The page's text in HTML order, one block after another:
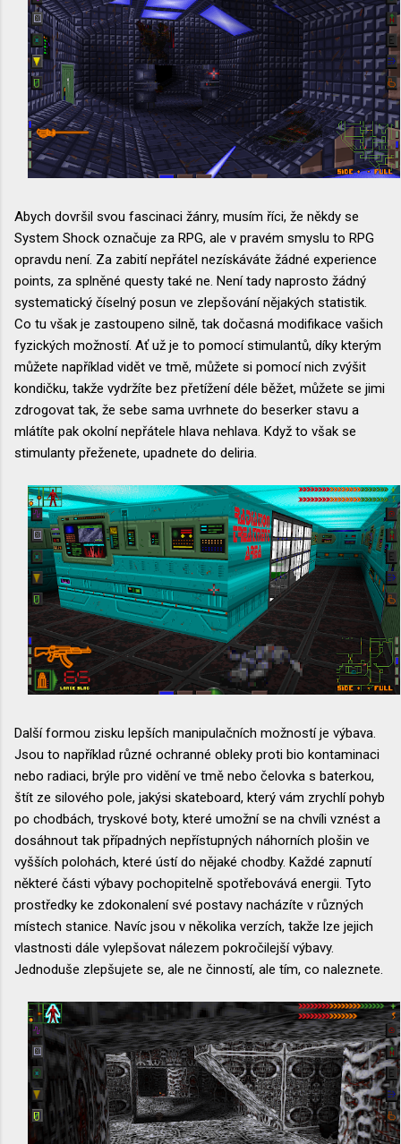
Abych dovršil svou fascinaci žánry, musím říci, že někdy se
System Shock označuje za RPG, ale v pravém smyslu to RPG
opravdu není. Za zabití nepřátel nezískáváte žádné experience
points, za splněné questy také ne. Není tady naprosto žádný
systematický číselný posun ve zlepšování nějakých statistik.
Co tu však je zastoupeno silně, tak dočasná modifikace vašich
fyzických možností. Ať už je to pomocí stimulantů, díky kterým
můžete například vidět ve tmě, můžete si pomocí nich zvýšit
kondičku, takže vydržíte bez přetížení déle běžet, můžete se jimi
zdrogovat tak, že sebe sama uvrhnete do beserker stavu a
mlátíte pak okolní nepřátele hlava nehlava. Když to však se
stimulanty přeženete, upadnete do deliria.
Další formou zisku lepších manipulačních možností je výbava.
Jsou to například různé ochranné obleky proti bio kontaminaci
nebo radiaci, brýle pro vidění ve tmě nebo čelovka s baterkou,
štít ze silového pole, jakýsi skateboard, který vám zrychlí pohyb
po chodbách, tryskové boty, které umožní se na chvíli vznést a
dosáhnout tak případných nepřístupných náhorních plošin ve
vyšších polohách, které ústí do nějaké chodby. Každé zapnutí
některé části výbavy pochopitelně spotřebovává energii. Tyto
prostředky ke zdokonalení své postavy nacházíte v různých
místech stanice. Navíc jsou v několika verzích, takže lze jejich
vlastnosti dále vylepšovat nálezem pokročilejší výbavy.
Jednoduše zlepšujete se, ale ne činností, ale tím, co naleznete.